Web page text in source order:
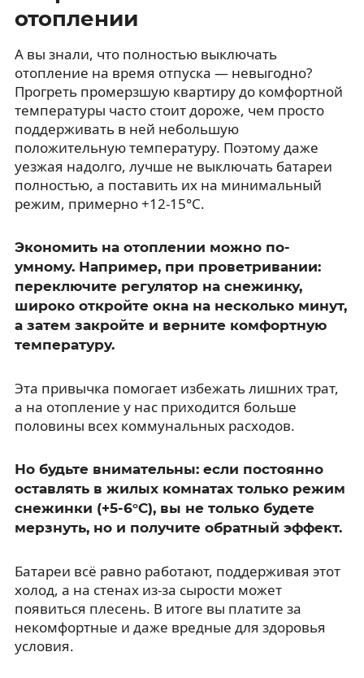
отоплении
А вы знали, что полностью выключать
отопление на время отпуска — невыгодно?
Прогреть промерзшую квартиру до комфортной
температуры часто стоит дороже, чем просто
поддерживать в ней небольшую
положительную температуру. Поэтому даже
уезжая надолго, лучше не выключать батареи
полностью, а поставить их на минимальный
режим, примерно +12-15°C.
Экономить на отоплении можно по-
умному. Например, при проветривании:
переключите регулятор на снежинку,
широко откройте окна на несколько минут,
а затем закройте и верните комфортную
температуру.
Эта привычка помогает избежать лишних трат,
а на отопление у нас приходится больше
половины всех коммунальных расходов.
Но будьте внимательны: если постоянно
оставлять в жилых комнатах только режим
снежинки (+5-6°C), вы не только будете
мерзнуть, но и получите обратный эффект.
Батареи всё равно работают, поддерживая этот
холод, а на стенах из-за сырости может
появиться плесень. В итоге вы платите за
некомфортные и даже вредные для здоровья
условия.